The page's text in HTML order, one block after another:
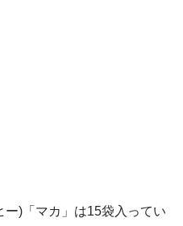
ー)「マカ」は15袋入ってい